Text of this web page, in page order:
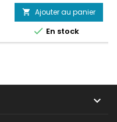
de
base
 Ajouter au panier
 En stock
